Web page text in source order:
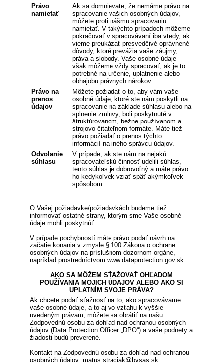
Právo
namietať
Ak sa domnievate, že nemáme právo na
spracovanie vašich osobných údajov,
môžete proti nášmu spracovaniu
namietať. V takýchto prípadoch môžeme
pokračovať v spracovávaní iba vtedy, ak
vieme preukázať presvedčivé oprávnené
dôvody, ktoré prevážia vaše záujmy,
práva a slobody. Vaše osobné údaje
však môžeme vždy spracovať, ak je to
potrebné na určenie, uplatnenie alebo
obhajobu právnych nárokov.
Právo na
prenos
údajov
Môžete požiadať o to, aby vám vaše
osobné údaje, ktoré ste nám poskytli na
spracovanie na základe súhlasu alebo na
splnenie zmluvy, boli poskytnuté v
štruktúrovanom, bežne používanom a
strojovo čitateľnom formáte. Máte tiež
právo požiadať o prenos týchto
informácií na iného správcu údajov.
Odvolanie
súhlasu
V prípade, ak ste nám na nejakú
spracovateľskú činnosť udelili súhlas,
tento súhlas je dobrovoľný a máte právo
ho kedykoľvek vziať späť akýmkoľvek
spôsobom.
O Vašej požiadavke/požiadavkách budeme tiež
informovať ostatné strany, ktorým sme Vaše osobné
údaje mohli poskytnúť.
V prípade pochybností máte právo podať návrh na
začatie konania v zmysle § 100 Zákona o ochrane
osobných údajov na príslušnom dozornom orgáne,
napríklad prostredníctvom www.dataprotection.gov.sk.
AKO SA MÔŽEM SŤAŽOVAŤ OHĽADOM
POUŽÍVANIA MOJICH ÚDAJOV ALEBO AKO SI
UPLATNÍM SVOJE PRÁVA?
Ak chcete podať sťažnosť na to, ako spracovávame
vaše osobné údaje, a to aj vo vzťahu k vyššie
uvedeným právam, môžete sa obrátiť na našu
Zodpovednú osobu za dohľad nad ochranou osobných
údajov (Data Protection Officer „DPO“) a vaše podnety a
žiadosti budú preverené.
Kontakt na Zodpovednú osobu za dohľad nad ochranou
osobných údajov: matus.straciak@bvsas.sk .